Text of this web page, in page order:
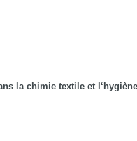
la chimie textile et l‘hygiène